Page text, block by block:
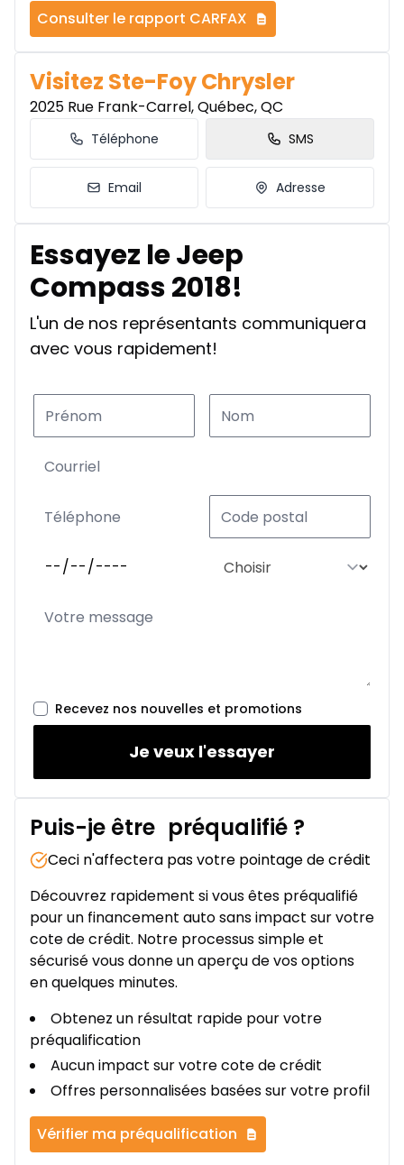
Consulter le rapport CARFAX
Visitez Ste-Foy Chrysler
2025 Rue Frank-Carrel, Québec, QC
Téléphone SMS
Email Adresse
Essayez le Jeep
Compass 2018!
L'un de nos représentants communiquera
avec vous rapidement!
Recevez nos nouvelles et promotions
Je veux l'essayer
Puis-je être préqualifié ?
Ceci n'affectera pas votre pointage de crédit
Découvrez rapidement si vous êtes préqualifié
pour un financement auto sans impact sur votre
cote de crédit. Notre processus simple et
sécurisé vous donne un aperçu de vos options
en quelques minutes.
Obtenez un résultat rapide pour votre
préqualification
Aucun impact sur votre cote de crédit
Offres personnalisées basées sur votre profil
Vérifier ma préqualification